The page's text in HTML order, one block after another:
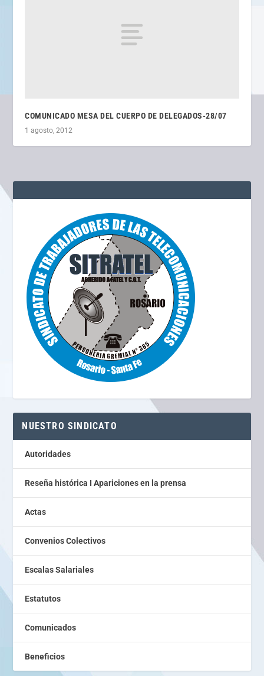
COMUNICADO MESA DEL CUERPO DE DELEGADOS-28/07
1 agosto, 2012
NUESTRO SINDICATO
Autoridades
Reseña histórica I Apariciones en la prensa
Actas
Convenios Colectivos
Escalas Salariales
Estatutos
Comunicados
Beneficios